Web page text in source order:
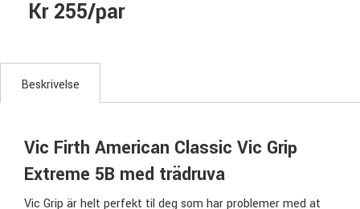
Kr 255/par
Beskrivelse
Vic Firth American Classic Vic Grip
Extreme 5B med trädruva
Vic Grip är helt perfekt til deg som har problemer med at